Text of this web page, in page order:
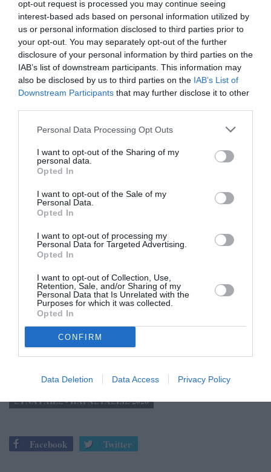
opt-out request is processed you may continue seeing
interest-based ads based on personal information utilized by
us or personal information disclosed to third parties prior to
your opt-out. You may separately opt-out of the further
disclosure of your personal information by third parties on the
IAB’s list of downstream participants. This information may
also be disclosed by us to third parties on the IAB’s List of
Downstream Participants that may further disclose it to other
Personal Data Processing Opt Outs
I want to opt-out of the Sharing of my
personal data.
Opted In
I want to opt-out of the Sale of my
Personal Data.
Opted In
I want to opt-out of processing my
Personal Data for Targeted Advertising.
Opted In
I want to opt-out of Collection, Use,
Retention, Sale, and/or Sharing of my
Personal Data that Is Unrelated with the
Purposes for which it was collected.
Opted In
CONFIRM
Data Deletion Data Access Privacy Policy
H συναυλία πραγματοποιείται με τη χορηγία του
Ιδρύματος Γεωργίου και Βικτωρίας Καρέλια και με
την υποστήριξη του Ιδρύματος Ιωάννου Φ.
Κωστοπούλου
Επίσης, απευθύνονται ευχαριστίες στον Δήμο
Μεσσήνης για την υποστήριξη και το Σωματείο
Αρχαιοτήτων Μεσσηνίας για την παραχώρηση του
Θεάτρου της Αρχαίας Μεσσήνης και στην Εταιρεία
Μεσσηνιακών Αρχαιολογικών Σπουδώνκαι την
Τιμές εισιτηρίων
65+, πολύτεκνοι) ● 35 ευρώ
● 60 ευρώ.
Πληροφορίες για την εκδήλωση:
https://www.megaron.gr/event/orfeas-kai-evrydiki-kristof-
vilibalnt-gklouk-ektor-berlioz-kamerata-orchistra-ton-
filon-tis-mousikis/
ΑΡΧΑΙΑ ΜΕΣΣΗΝΗ
ΜΕΓΑΡΟ ΜΟΥΣΙΚΗΣ ΑΘΗΝΩΝ
ΣΥΝΑΥΛΙΕΣ - ΠΑΡΑΣΤΑΣΕΙΣ 2026
Facebook Twitter